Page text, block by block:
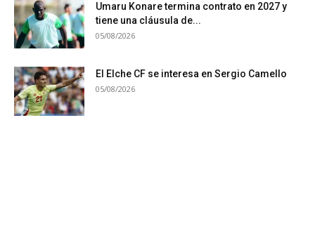
Umaru Konare termina contrato en 2027 y
tiene una cláusula de...
05/08/2026
El Elche CF se interesa en Sergio Camello
05/08/2026